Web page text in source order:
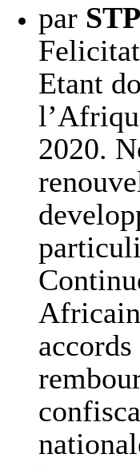
par STP
Etant
2020.